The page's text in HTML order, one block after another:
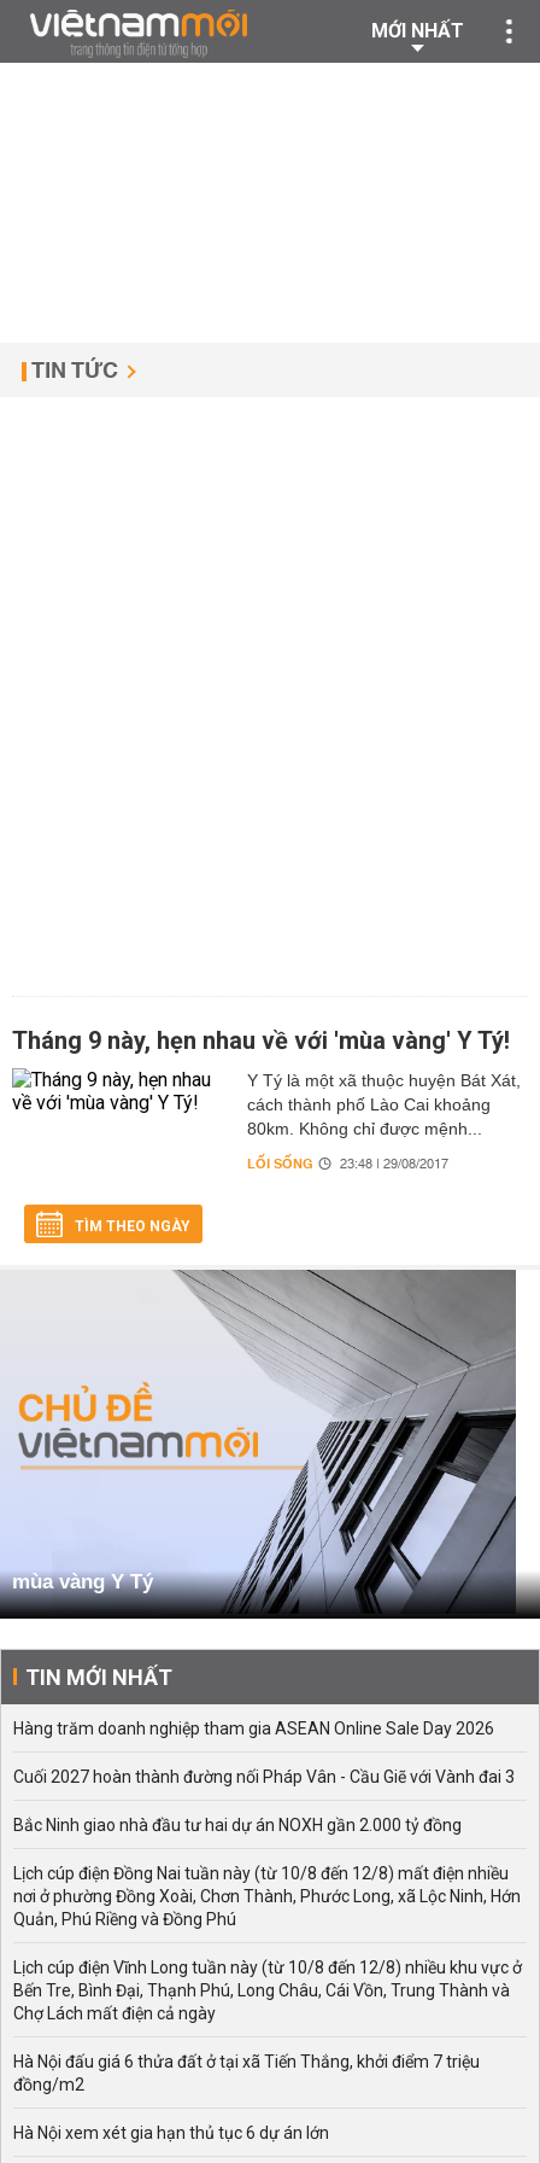
MỚI NHẤT
TIN TỨC
Tháng 9 này, hẹn nhau về với 'mùa vàng' Y Tý!
Y Tý là một xã thuộc huyện Bát Xát,
cách thành phố Lào Cai khoảng
80km. Không chỉ được mệnh...
LỐI SỐNG 23:48 | 29/08/2017
TÌM THEO NGÀY
mùa vàng Y Tý
TIN MỚI NHẤT
Hàng trăm doanh nghiệp tham gia ASEAN Online Sale Day 2026
Cuối 2027 hoàn thành đường nối Pháp Vân - Cầu Giẽ với Vành đai 3
Bắc Ninh giao nhà đầu tư hai dự án NOXH gần 2.000 tỷ đồng
Lịch cúp điện Đồng Nai tuần này (từ 10/8 đến 12/8) mất điện nhiều
nơi ở phường Đồng Xoài, Chơn Thành, Phước Long, xã Lộc Ninh, Hớn
Quản, Phú Riềng và Đồng Phú
Lịch cúp điện Vĩnh Long tuần này (từ 10/8 đến 12/8) nhiều khu vực ở
Bến Tre, Bình Đại, Thạnh Phú, Long Châu, Cái Vồn, Trung Thành và
Chợ Lách mất điện cả ngày
Hà Nội đấu giá 6 thửa đất ở tại xã Tiến Thắng, khởi điểm 7 triệu
đồng/m2
Hà Nội xem xét gia hạn thủ tục 6 dự án lớn